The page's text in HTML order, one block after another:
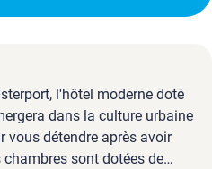
l'hôtel moderne doté
dans la culture urbaine
vous détendre après avoir
sont dotées de